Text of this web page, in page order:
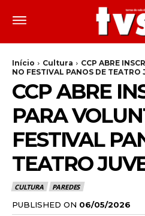
Início Cultura
CCP ABRE
NO FESTIVAL PANOS DE TEATRO
CCP ABRE
PARA
FESTIVAL
TEATRO
CULTURA PAREDES
PUBLISHED ON 06/05/2026